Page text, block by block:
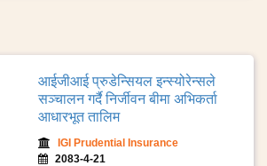
आईजीआई प्रुडेन्सियल इन्स्योरेन्सले
सञ्चालन गर्दै निर्जीवन बीमा अभिकर्ता
आधारभूत तालिम
IGI Prudential Insurance
2083-4-21